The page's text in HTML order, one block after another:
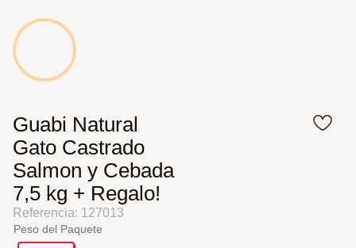
-10 %
Guabi Natural
Gato Castrado
Salmon y Cebada
7,5 kg + Regalo!
Referencia: 127013
Peso del Paquete